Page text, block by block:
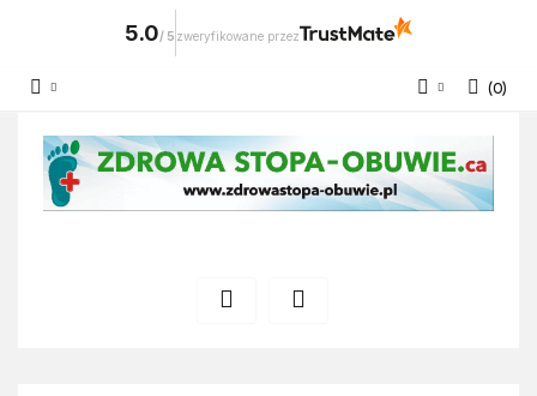
5.0/ 5 zweryfikowane przez
Zarejestruj się
Dodaj zgłoszenie
(0)